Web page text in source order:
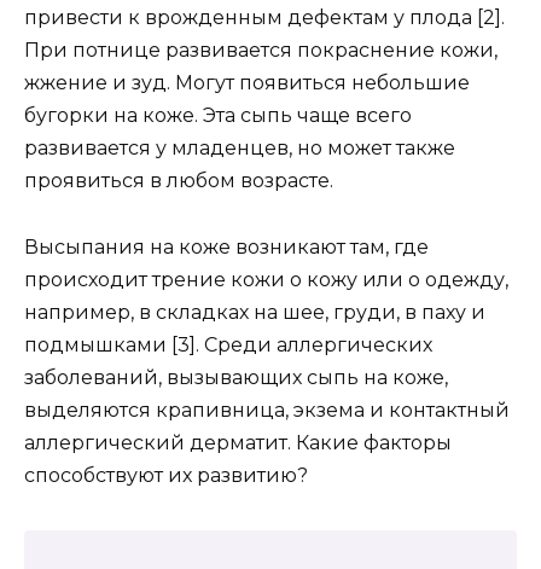
привести к врожденным дефектам у плода [2].
При потнице развивается покраснение кожи,
жжение и зуд. Могут появиться небольшие
бугорки на коже. Эта сыпь чаще всего
развивается у младенцев, но может также
проявиться в любом возрасте.
Высыпания на коже возникают там, где
происходит трение кожи о кожу или о одежду,
например, в складках на шее, груди, в паху и
подмышками [3]. Среди аллергических
заболеваний, вызывающих сыпь на коже,
выделяются крапивница, экзема и контактный
аллергический дерматит. Какие факторы
способствуют их развитию?